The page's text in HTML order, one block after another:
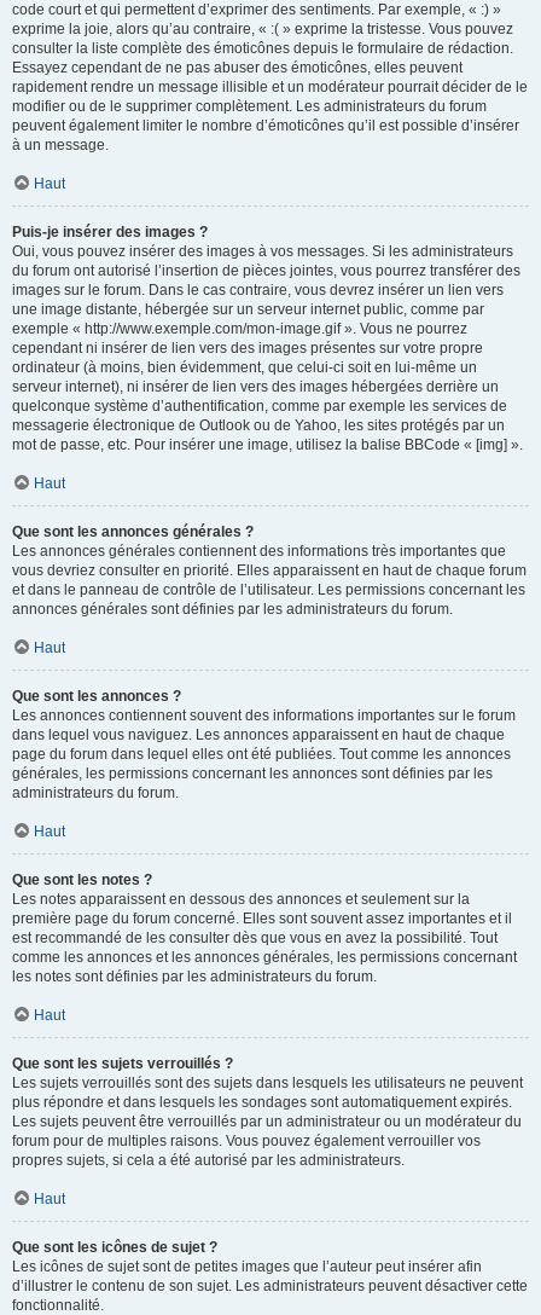
code court et qui permettent d’exprimer des sentiments. Par exemple, « :) »
exprime la joie, alors qu’au contraire, « :( » exprime la tristesse. Vous pouvez
consulter la liste complète des émoticônes depuis le formulaire de rédaction.
Essayez cependant de ne pas abuser des émoticônes, elles peuvent
rapidement rendre un message illisible et un modérateur pourrait décider de le
modifier ou de le supprimer complètement. Les administrateurs du forum
peuvent également limiter le nombre d’émoticônes qu’il est possible d’insérer
à un message.
Haut
Puis-je insérer des images ?
Oui, vous pouvez insérer des images à vos messages. Si les administrateurs
du forum ont autorisé l’insertion de pièces jointes, vous pourrez transférer des
images sur le forum. Dans le cas contraire, vous devrez insérer un lien vers
une image distante, hébergée sur un serveur internet public, comme par
exemple « http://www.exemple.com/mon-image.gif ». Vous ne pourrez
cependant ni insérer de lien vers des images présentes sur votre propre
ordinateur (à moins, bien évidemment, que celui-ci soit en lui-même un
serveur internet), ni insérer de lien vers des images hébergées derrière un
quelconque système d’authentification, comme par exemple les services de
messagerie électronique de Outlook ou de Yahoo, les sites protégés par un
mot de passe, etc. Pour insérer une image, utilisez la balise BBCode « [img] ».
Haut
Que sont les annonces générales ?
Les annonces générales contiennent des informations très importantes que
vous devriez consulter en priorité. Elles apparaissent en haut de chaque forum
et dans le panneau de contrôle de l’utilisateur. Les permissions concernant les
annonces générales sont définies par les administrateurs du forum.
Haut
Que sont les annonces ?
Les annonces contiennent souvent des informations importantes sur le forum
dans lequel vous naviguez. Les annonces apparaissent en haut de chaque
page du forum dans lequel elles ont été publiées. Tout comme les annonces
générales, les permissions concernant les annonces sont définies par les
administrateurs du forum.
Haut
Que sont les notes ?
Les notes apparaissent en dessous des annonces et seulement sur la
première page du forum concerné. Elles sont souvent assez importantes et il
est recommandé de les consulter dès que vous en avez la possibilité. Tout
comme les annonces et les annonces générales, les permissions concernant
les notes sont définies par les administrateurs du forum.
Haut
Que sont les sujets verrouillés ?
Les sujets verrouillés sont des sujets dans lesquels les utilisateurs ne peuvent
plus répondre et dans lesquels les sondages sont automatiquement expirés.
Les sujets peuvent être verrouillés par un administrateur ou un modérateur du
forum pour de multiples raisons. Vous pouvez également verrouiller vos
propres sujets, si cela a été autorisé par les administrateurs.
Haut
Que sont les icônes de sujet ?
Les icônes de sujet sont de petites images que l’auteur peut insérer afin
d’illustrer le contenu de son sujet. Les administrateurs peuvent désactiver cette
fonctionnalité.